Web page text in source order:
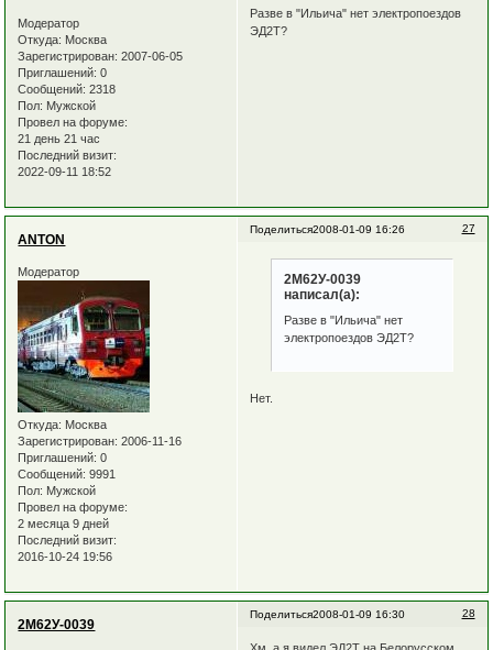
Модератор
Откуда: Москва
Зарегистрирован: 2007-06-05
Приглашений: 0
Сообщений: 2318
Пол: Мужской
Провел на форуме:
21 день 21 час
Последний визит:
2022-09-11 18:52
Разве в "Ильича" нет электропоездов
ЭД2Т?
Поделиться 27
2008-01-09 16:26
ANTON
Модератор
Откуда: Москва
Зарегистрирован: 2006-11-16
Приглашений: 0
Сообщений: 9991
Пол: Мужской
Провел на форуме:
2 месяца 9 дней
Последний визит:
2016-10-24 19:56
2М62У-0039
написал(а):
Разве в "Ильича" нет
электропоездов ЭД2Т?
Нет.
Поделиться 28
2008-01-09 16:30
2М62У-0039